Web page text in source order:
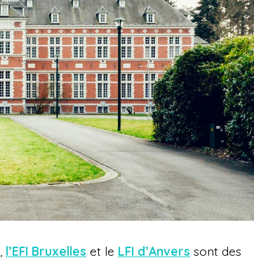
l’EFI Bruxelles et le LFI d’Anvers sont des